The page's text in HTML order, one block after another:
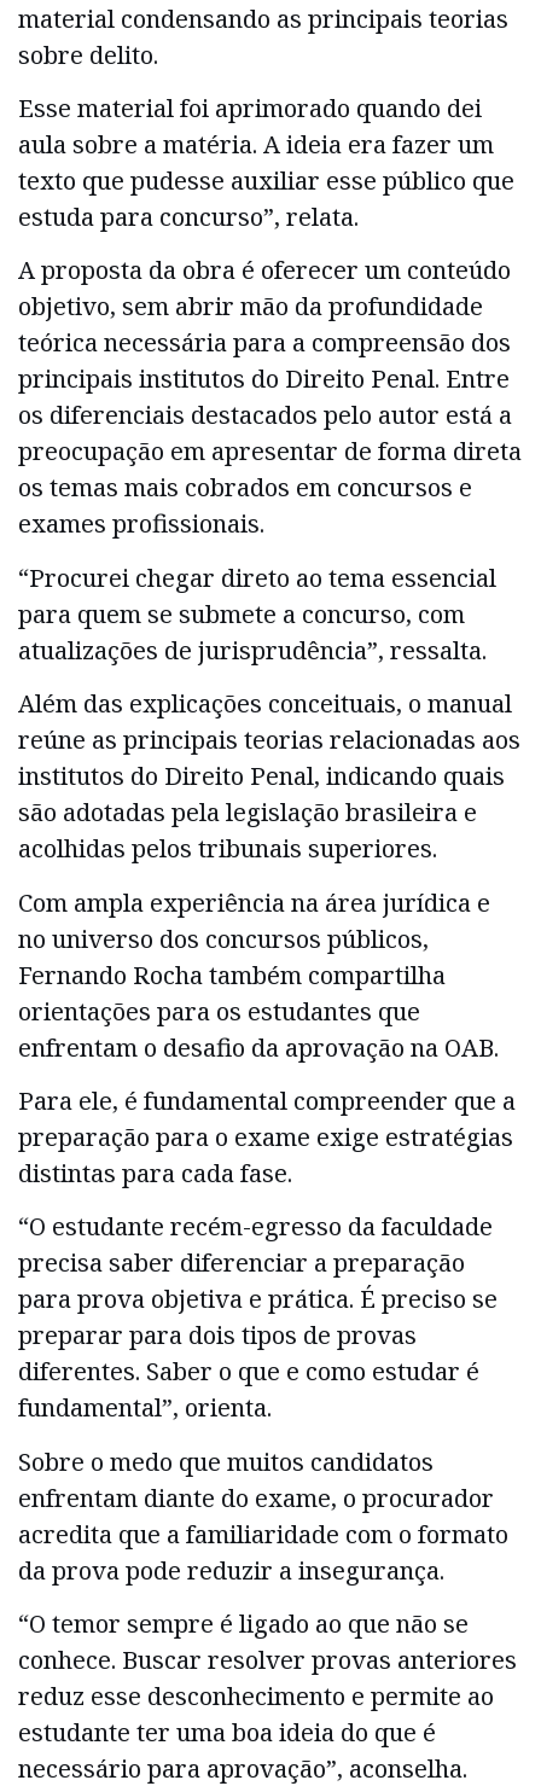
material condensando as principais teorias
sobre delito.
Esse material foi aprimorado quando dei
aula sobre a matéria. A ideia era fazer um
texto que pudesse auxiliar esse público que
estuda para concurso”, relata.
A proposta da obra é oferecer um conteúdo
objetivo, sem abrir mão da profundidade
teórica necessária para a compreensão dos
principais institutos do Direito Penal. Entre
os diferenciais destacados pelo autor está a
preocupação em apresentar de forma direta
os temas mais cobrados em concursos e
exames profissionais.
“Procurei chegar direto ao tema essencial
para quem se submete a concurso, com
atualizações de jurisprudência”, ressalta.
Além das explicações conceituais, o manual
reúne as principais teorias relacionadas aos
institutos do Direito Penal, indicando quais
são adotadas pela legislação brasileira e
acolhidas pelos tribunais superiores.
Com ampla experiência na área jurídica e
no universo dos concursos públicos,
Fernando Rocha também compartilha
orientações para os estudantes que
enfrentam o desafio da aprovação na OAB.
Para ele, é fundamental compreender que a
preparação para o exame exige estratégias
distintas para cada fase.
“O estudante recém-egresso da faculdade
precisa saber diferenciar a preparação
para prova objetiva e prática. É preciso se
preparar para dois tipos de provas
diferentes. Saber o que e como estudar é
fundamental”, orienta.
Sobre o medo que muitos candidatos
enfrentam diante do exame, o procurador
acredita que a familiaridade com o formato
da prova pode reduzir a insegurança.
“O temor sempre é ligado ao que não se
conhece. Buscar resolver provas anteriores
reduz esse desconhecimento e permite ao
estudante ter uma boa ideia do que é
necessário para aprovação”, aconselha.